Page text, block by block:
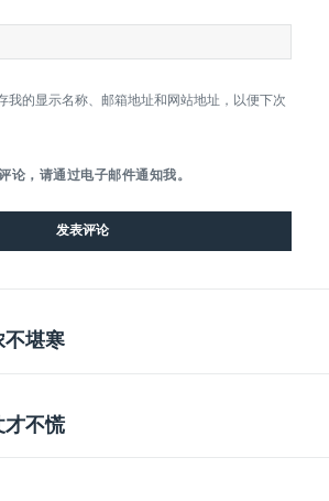
我的显示名称、邮箱地址和网站地址，以便下次
论，请通过电子邮件通知我。
不堪寒
才不慌